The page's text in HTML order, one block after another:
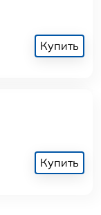
Купить
Купить